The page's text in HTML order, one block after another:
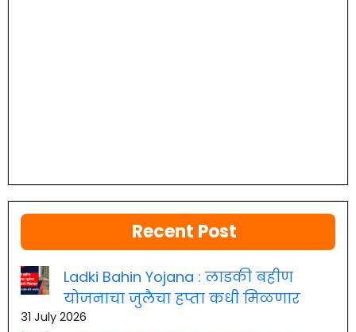
Recent Post
Ladki Bahin Yojana : लाडकी बहीण
योजनाचा जुलैचा हप्ता कधी मिळणार
31 July 2026